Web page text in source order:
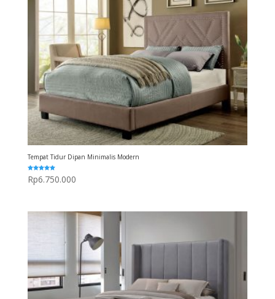
Tempat Tidur Dipan Minimalis Modern
Dinilai
5.00
dari 5
Rp6.750.000